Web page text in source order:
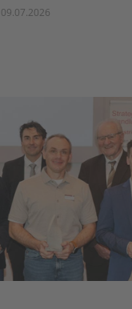
09.07.2026